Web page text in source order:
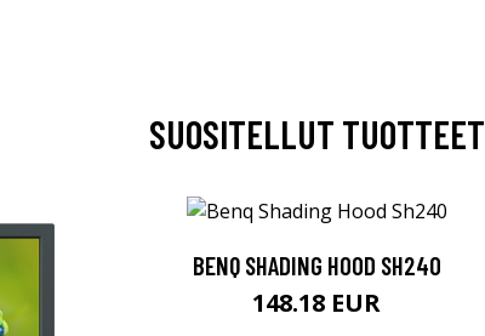
SUOSITELLUT TUOTTEET
BENQ SHADING HOOD SH240
148.18 EUR